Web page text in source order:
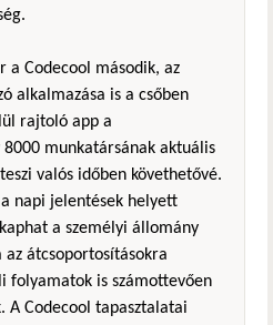
a Codecool második, az
alkalmazása is a csőben
rajtoló app a
munkatársának aktuális
valós időben követhetővé.
napi jelentések helyett
a személyi állomány
átcsoportosításokra
folyamatok is számottevően
A Codecool tapasztalatai